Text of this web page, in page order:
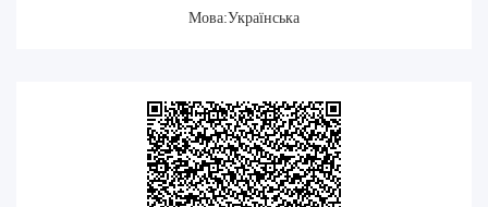
Мова:Українська